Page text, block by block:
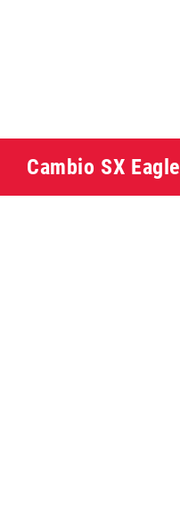
Cambio SX Eagle